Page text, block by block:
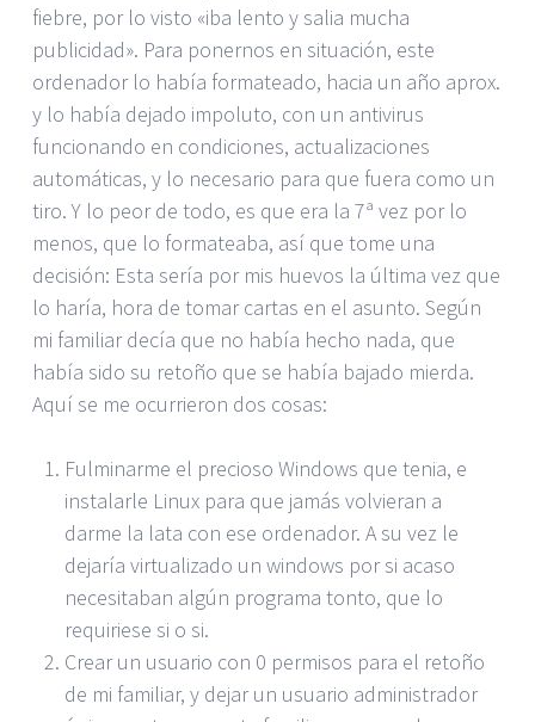
fiebre, por lo visto «iba lento y salia mucha
publicidad». Para ponernos en situación, este
ordenador lo había formateado, hacia un año aprox.
y lo había dejado impoluto, con un antivirus
funcionando en condiciones, actualizaciones
automáticas, y lo necesario para que fuera como un
tiro. Y lo peor de todo, es que era la 7ª vez por lo
menos, que lo formateaba, así que tome una
decisión: Esta sería por mis huevos la última vez que
lo haría, hora de tomar cartas en el asunto. Según
mi familiar decía que no había hecho nada, que
había sido su retoño que se había bajado mierda.
Aquí se me ocurrieron dos cosas:
Fulminarme el precioso Windows que tenia, e
instalarle Linux para que jamás volvieran a
darme la lata con ese ordenador. A su vez le
dejaría virtualizado un windows por si acaso
necesitaban algún programa tonto, que lo
requiriese si o si.
Crear un usuario con 0 permisos para el retoño
de mi familiar, y dejar un usuario administrador